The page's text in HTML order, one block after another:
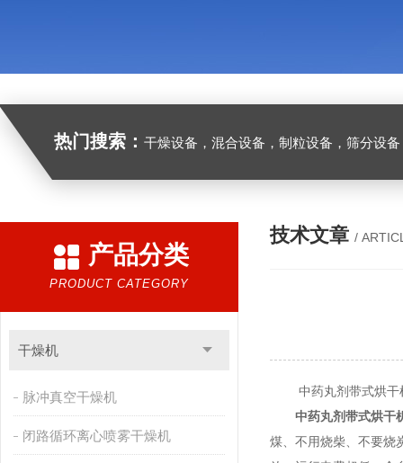
热门搜索： 干燥设备，混合设备，制粒设备，筛分设
产品分类
PRODUCT CATEGORY
干燥机
脉冲真空干燥机
闭路循环离心喷雾干燥机
技术文章 /
中药丸剂带式烘干
中药丸剂带式烘干
煤、不用烧柴、不要烧